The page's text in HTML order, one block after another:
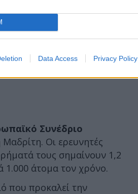
Data Access Privacy Policy
Συνέδριο
Μαδρίτη. Οι ερευνητές
τους σημαίνουν 1,2
1.000 άτομα τον χρόνο.
που προκαλεί την